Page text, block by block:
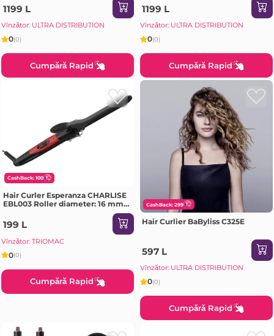
1199 L
Vînzător: ULTRA DISTRIBUTION
0(0)
Cumpără Rapid
1199 L
Vînzător: ULTRA DISTRIBUTION
0(0)
Cumpără Rapid
CashBack: 100
Hair Curler Esperanza CHARLISE
EBL003 Roller diameter: 16 mm;
Ceramic coated barrel; Fast
heating; On/Off switch; Led
indicat
199 L
Vînzător: TRIOMAC
0(0)
Cumpără Rapid
CashBack: 299
Hair Curlier BaByliss C325E
597 L
Vînzător: ULTRA DISTRIBUTION
0(0)
Cumpără Rapid